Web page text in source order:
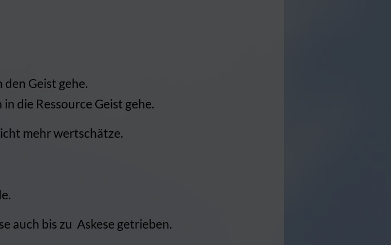
Geist gehe.
die Ressource Geist gehe.
mehr wertschätze.
auch bis zu Askese getrieben.